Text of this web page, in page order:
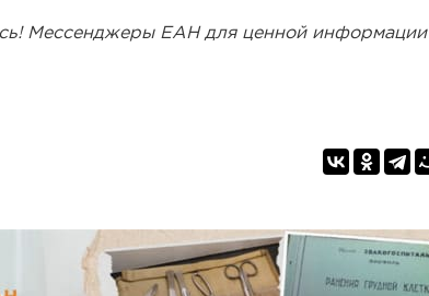
Мессенджеры ЕАН для ценной информации